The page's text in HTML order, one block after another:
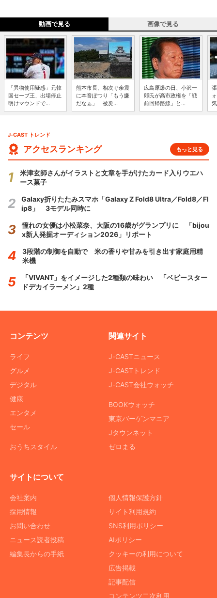
動画で見る 画像で見る
「異物使用疑惑」元韓
国セーブ王、出場停止
明けマウンドで...
熊本市長、相次ぐ余震
に本音ぽつり「もう嫌
だなぁ」 被災...
広島原爆の日、小沢一
郎氏が高市政権を「戦
前回帰路線」と...
J-CAST トレンド
アクセスランキング もっと見る
米津玄師さんがイラストと文章を手がけたカード入りウエハ
ース菓子
Galaxy折りたたみスマホ「Galaxy Z Fold8 Ultra／Fold8／Fl
ip8」 3モデル同時に
憧れの女優は小松菜奈、大阪の16歳がグランプリに 「bijou
x新人発掘オーディション2026」リポート
3段階の制御を自動で 米の香りや甘みを引き出す家庭用精
米機
「VIVANT」をイメージした2種類の味わい 「ベビースター
ドデカイラーメン」2種
コンテンツ
ライフ
グルメ
デジタル
健康
エンタメ
セール
おうちスタイル
関連サイト
J-CASTニュース
J-CASTトレンド
J-CAST会社ウォッチ
BOOKウォッチ
東京バーゲンマニア
Jタウンネット
ゼロまる
サイトについて
会社案内
採用情報
お問い合わせ
ニュース読者投稿
編集長からの手紙
個人情報保護方針
サイト利用規約
SNS利用ポリシー
AIポリシー
クッキーの利用について
広告掲載
記事配信
コンテンツ二次利用